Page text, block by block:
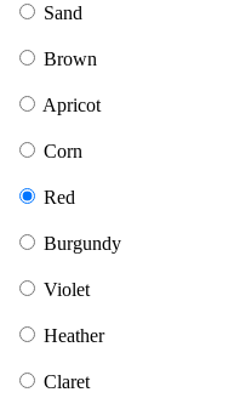
Sand
Brown
Apricot
Corn
Red
Burgundy
Violet
Heather
Claret